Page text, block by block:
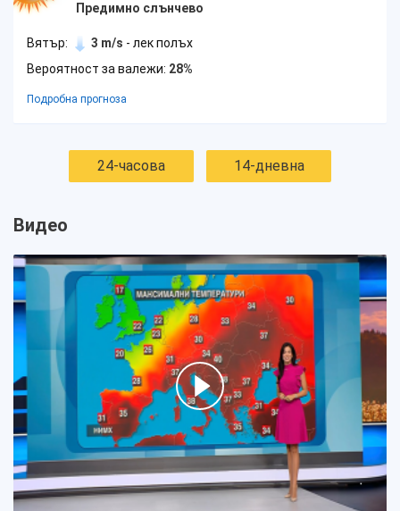
Предимно слънчево
Вятър: 3 m/s - лек полъх
Вероятност за валежи: 28%
Подробна прогноза
24-часова 14-дневна
Видео